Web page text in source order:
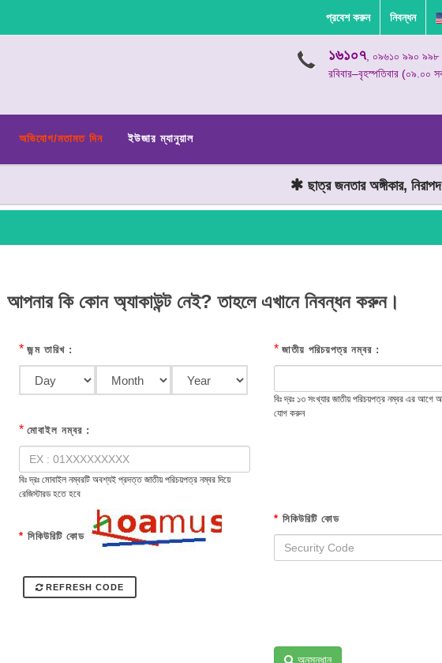
প্রবেশ করুন নিবন্ধন
১৬১০৭, ০৯৬১০ ৯৯০ ৯৯৮
রবিবার–বৃহস্পতিবার (০৯.০০
অভিযোগ/মতামত দিন ইউজার ম্যানুয়াল
ছাত্র জনতার অঙ্গীকার, নিরাপদ
আপনার কি কোন অ্যাকাউন্ট নেই? তাহলে এখানে নিবন্ধন করুন।
* জন্ম তারিখ : * জাতীয় পরিচয়পত্র নম্বর :
বিঃ দ্রঃ ১৩ সংখ্যার জাতীয় পরিচয়পত্র নম্বর এর আগে
যোগ করুন
* মোবাইল নম্বর :
বিঃ দ্রঃ মোবাইল নম্বরটি অবশ্যই প্রদত্ত জাতীয় পরিচয়পত্র নম্বর দিয়ে
রেজিস্টারড হতে হবে
* সিকিউরিটি কোড
REFRESH CODE
* সিকিউরিটি কোড
অনুসন্ধান